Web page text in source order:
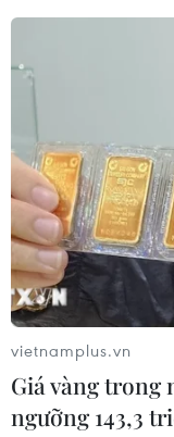
TIN LIÊN
vietnamplus.vn
Giá vàng trong
ngưỡng 143,3